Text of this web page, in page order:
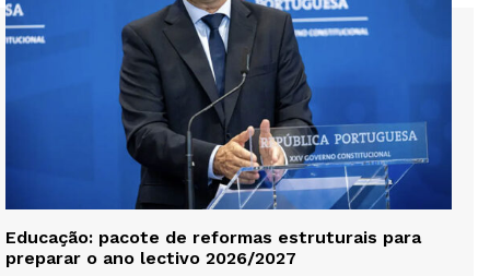
Educação: pacote de reformas estruturais para
preparar o ano lectivo 2026/2027